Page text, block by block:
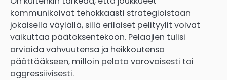
kommunikoivat tehokkaasti strategioistaan
jokaisella väylällä, sillä erilaiset pelityylit voivat
vaikuttaa päätöksentekoon. Pelaajien tulisi
arvioida vahvuutensa ja heikkoutensa
päättääkseen, milloin pelata varovaisesti tai
aggressiivisesti.